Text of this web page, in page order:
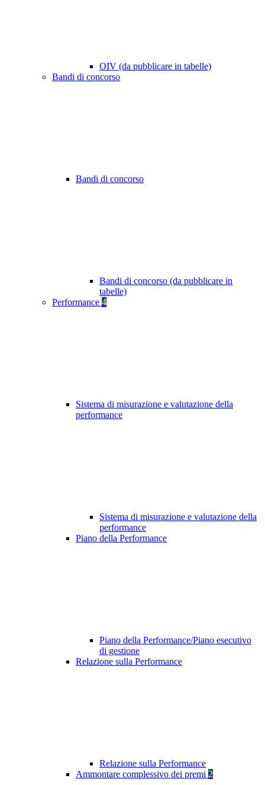
OIV (da pubblicare in tabelle)
Bandi di concorso
Bandi di concorso
Bandi di concorso (da pubblicare in
tabelle)
Performance 4
Sistema di misurazione e valutazione della
performance
Sistema di misurazione e valutazione della
performance
Piano della Performance
Piano della Performance/Piano esecutivo
di gestione
Relazione sulla Performance
Relazione sulla Performance
Ammontare complessivo dei premi 2